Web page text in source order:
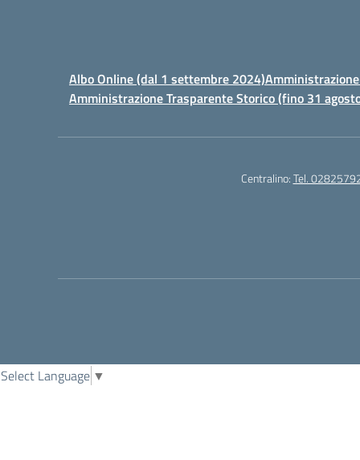
Albo Online (dal 1 settembre 2024)
Amministrazione Trasparente Storico (fino 31
Centralino:Tel.
Select Language ▼